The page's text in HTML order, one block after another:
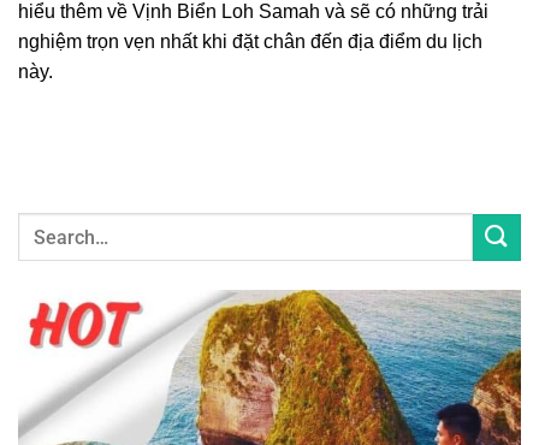
hiểu thêm về Vịnh Biển Loh Samah và sẽ có những trải
nghiệm trọn vẹn nhất khi đặt chân đến địa điểm du lịch
này.